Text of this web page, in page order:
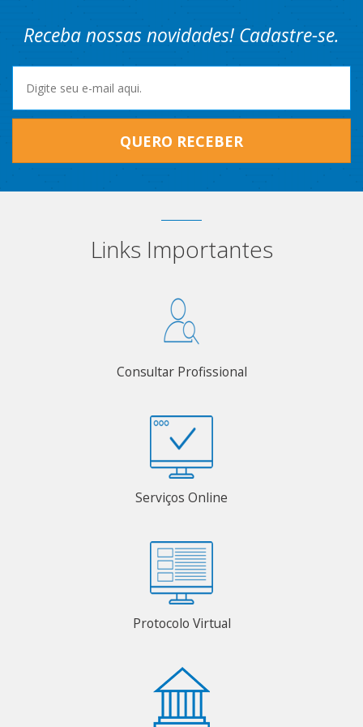
Receba nossas novidades! Cadastre-se.
QUERO RECEBER
Links Importantes
Consultar Profissional
Serviços Online
Protocolo Virtual